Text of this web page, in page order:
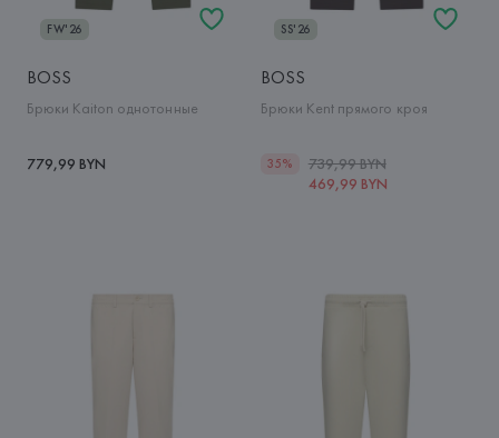
FW'26
BOSS
Брюки Kaiton однотонные
779,99 BYN
SS'26
BOSS
Брюки Kent прямого кроя
35%
739,99 BYN
469,99 BYN